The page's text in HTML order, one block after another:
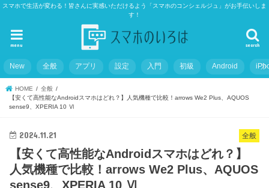
スマホで生活が変わる！皆さんに実感いただけるよう「スマホのコンシェルジュ」がお手伝いしま
す！
search
menu
New 全般 アプリ 設定 入門 初級 Android
HOME
全般
【安くて高性能なAndroidスマホはどれ？】人気機種で比較！arrows We2 Plus、AQUOS
sense9、XPERIA 10 Ⅵ
全般
2024.11.21
【安くて高性能なAndroidスマホはどれ？】
人気機種で比較！arrows We2 Plus、AQUOS
sense9、XPERIA 10 Ⅵ